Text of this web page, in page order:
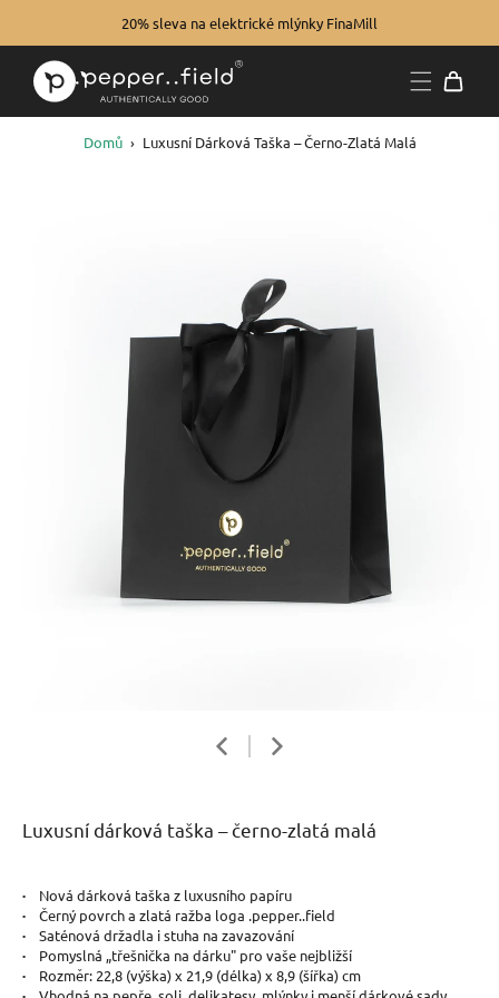
20% sleva na elektrické mlýnky FinaMill
Domů › Luxusní Dárková Taška – Černo-Zlatá Malá
Luxusní dárková taška – černo-zlatá malá
· Nová dárková taška z luxusního papíru
· Černý povrch a zlatá ražba loga .pepper..field
· Saténová držadla i stuha na zavazování
· Pomyslná „třešnička na dárku" pro vaše nejbližší
· Rozměr: 22,8 (výška) x 21,9 (délka) x 8,9 (šířka) cm